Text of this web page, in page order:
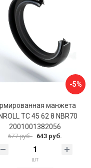
-5%
манжета
TC 45 62 8 NBR70
2001001382056
677 руб. 643 руб.
шт